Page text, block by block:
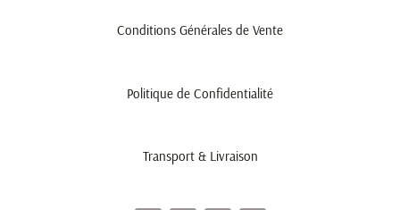
Conditions Générales de Vente
Politique de Confidentialité
Transport & Livraison